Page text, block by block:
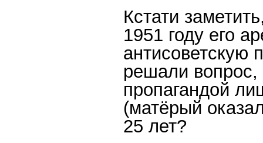
Кстати
1951 году его
антисоветскую
решали вопрос,
пропагандой
(матёрый
25 лет?